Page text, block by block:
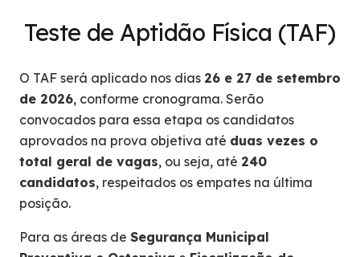
Teste de Aptidão Física (TAF)
O TAF será aplicado nos dias 26 e 27 de setembro
de 2026, conforme cronograma. Serão
convocados para essa etapa os candidatos
aprovados na prova objetiva até duas vezes o
total geral de vagas, ou seja, até 240
candidatos, respeitados os empates na última
posição.
Para as áreas de Segurança Municipal